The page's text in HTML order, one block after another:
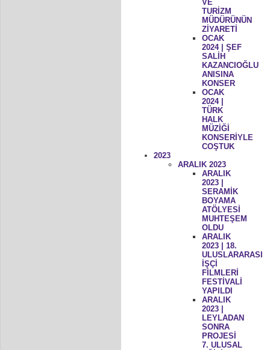
VE
TURİZM
MÜDÜRÜNÜN
ZİYARETİ
OCAK
2024 | ŞEF
SALİH
KAZANCIOĞLU
ANISINA
KONSER
OCAK
2024 |
TÜRK
HALK
MÜZİĞİ
KONSERİYLE
COŞTUK
2023
ARALIK 2023
ARALIK
2023 |
SERAMİK
BOYAMA
ATÖLYESİ
MUHTEŞEM
OLDU
ARALIK
2023 | 18.
ULUSLARARASI
İŞÇİ
FİLMLERİ
FESTİVALİ
YAPILDI
ARALIK
2023 |
LEYLADAN
SONRA
PROJESİ
7. ULUSAL